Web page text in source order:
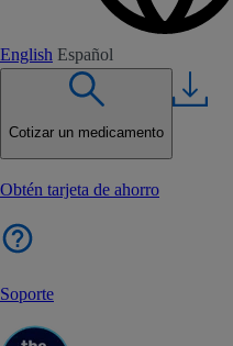
English Español
Cotizar un medicamento
Obtén tarjeta de ahorro
Soporte